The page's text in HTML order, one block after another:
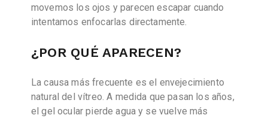
movemos los ojos y parecen escapar cuando
intentamos enfocarlas directamente.
¿POR QUÉ APARECEN?
La causa más frecuente es el envejecimiento
natural del vítreo. A medida que pasan los años,
el gel ocular pierde agua y se vuelve más